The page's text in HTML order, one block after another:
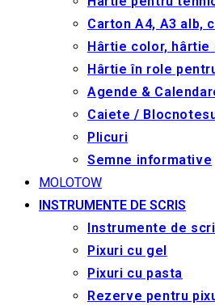
Carton A4, A3 alb,
Hârtie color, hârtie
Hârtie în role
Agende &
Caiete /
Plicuri
Semne informative
MOLOTOW
INSTRUMENTE DE SCRIS
Instrumente de
Pixuri cu gel
Pixuri cu pasta
Rezerve pentru